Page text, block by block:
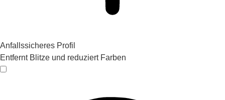
Anfallssicheres Profil
Entfernt Blitze und reduziert Farben